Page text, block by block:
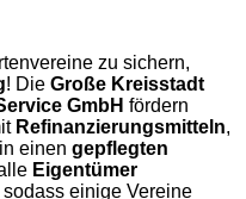
zu sichern,
! Die Große Kreisstadt
GmbH fördern
Refinanzierungsmitteln,
einen gepflegten
Eigentümer
sodass einige Vereine